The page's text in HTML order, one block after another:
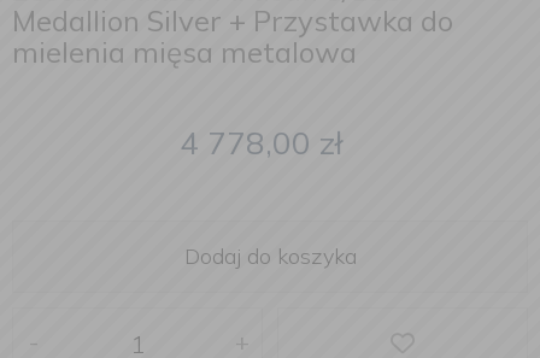
Medallion Silver + Przystawka do
mielenia mięsa metalowa
4 778,00 zł
Dodaj do koszyka
- +